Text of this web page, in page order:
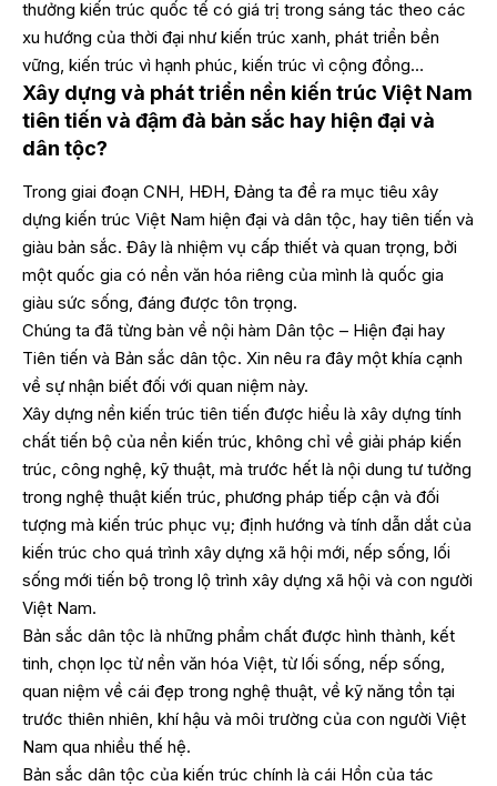
thưởng kiến trúc quốc tế có giá trị trong sáng tác theo các
xu hướng của thời đại như kiến trúc xanh, phát triển bền
vững, kiến trúc vì hạnh phúc, kiến trúc vì cộng đồng…
Xây dựng và phát triển nền kiến trúc Việt Nam
tiên tiến và đậm đà bản sắc hay hiện đại và
dân tộc?
Trong giai đoạn CNH, HĐH, Đảng ta đề ra mục tiêu xây
dựng kiến trúc Việt Nam hiện đại và dân tộc, hay tiên tiến và
giàu bản sắc. Đây là nhiệm vụ cấp thiết và quan trọng, bởi
một quốc gia có nền văn hóa riêng của mình là quốc gia
giàu sức sống, đáng được tôn trọng.
Chúng ta đã từng bàn về nội hàm Dân tộc – Hiện đại hay
Tiên tiến và Bản sắc dân tộc. Xin nêu ra đây một khía cạnh
về sự nhận biết đối với quan niệm này.
Xây dựng nền kiến trúc tiên tiến được hiểu là xây dựng tính
chất tiến bộ của nền kiến trúc, không chỉ về giải pháp kiến
trúc, công nghệ, kỹ thuật, mà trước hết là nội dung tư tưởng
trong nghệ thuật kiến trúc, phương pháp tiếp cận và đối
tượng mà kiến trúc phục vụ; định hướng và tính dẫn dắt của
kiến trúc cho quá trình xây dựng xã hội mới, nếp sống, lối
sống mới tiến bộ trong lộ trình xây dựng xã hội và con người
Việt Nam.
Bản sắc dân tộc là những phẩm chất được hình thành, kết
tinh, chọn lọc từ nền văn hóa Việt, từ lối sống, nếp sống,
quan niệm về cái đẹp trong nghệ thuật, về kỹ năng tồn tại
trước thiên nhiên, khí hậu và môi trường của con người Việt
Nam qua nhiều thế hệ.
Bản sắc dân tộc của kiến trúc chính là cái Hồn của tác